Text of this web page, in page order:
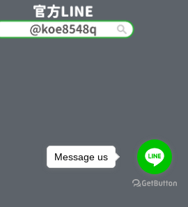
Message us